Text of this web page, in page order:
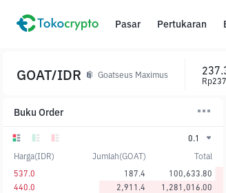
Pasar Pertukaran
Buku Order
0.1
Harga(IDR)
Jumlah(GOAT)
Total
537.0
187.4
100,633.80
440.0
2,911.4
1,281,016.00
GOAT/IDR Goatseus Maximus